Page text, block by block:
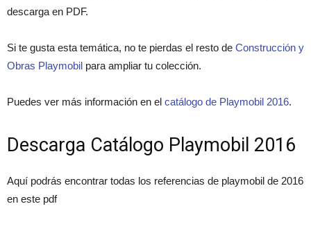
descarga en PDF.
Si te gusta esta temática, no te pierdas el resto de Construcción y
Obras Playmobil para ampliar tu colección.
Puedes ver más información en el catálogo de Playmobil 2016.
Descarga Catálogo Playmobil 2016
Aquí podrás encontrar todas los referencias de playmobil de 2016
en este pdf